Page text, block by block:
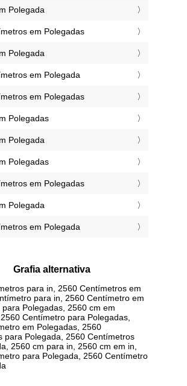
Polegada
em Polegadas
Polegada
em Polegada
em Polegadas
Polegadas
Polegada
Polegadas
em Polegadas
Polegada
em Polegada
Grafia alternativa
para in, 2560 Centímetros em
para in, 2560 Centímetro em
para Polegadas, 2560 cm em
Centímetro para Polegadas,
em Polegadas, 2560
para Polegada, 2560 Centímetros
2560 cm para in, 2560 cm em in,
para Polegada, 2560 Centímetro